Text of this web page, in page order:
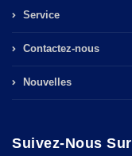
Service
Contactez-nous
Nouvelles
Suivez-Nous Sur